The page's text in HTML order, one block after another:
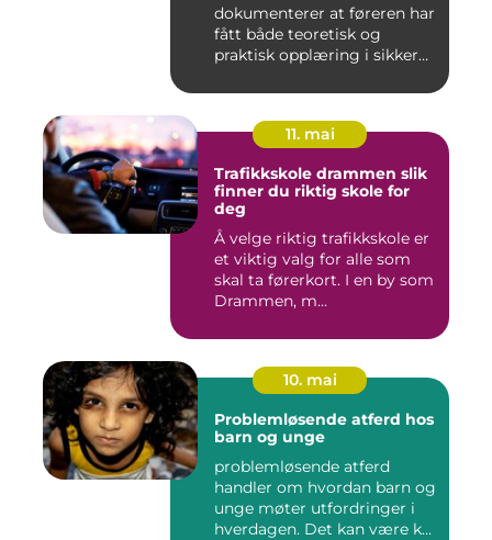
dokumenterer at føreren har
fått både teoretisk og
praktisk opplæring i sikker
11. mai
Trafikkskole drammen slik
finner du riktig skole for
deg
Å velge riktig trafikkskole er
et viktig valg for alle som
skal ta førerkort. I en by som
Drammen, m...
10. mai
Problemløsende atferd hos
barn og unge
problemløsende atferd
handler om hvordan barn og
unge møter utfordringer i
hverdagen. Det kan være k...